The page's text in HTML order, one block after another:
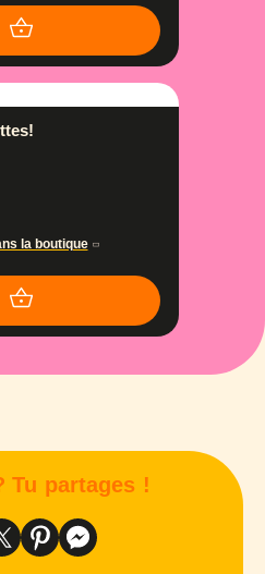
la boutique
Tu partages !